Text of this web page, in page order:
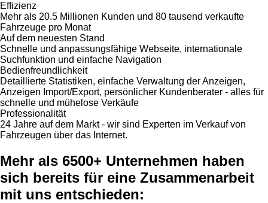
Effizienz
Mehr als 20.5 Millionen Kunden und 80 tausend verkaufte
Fahrzeuge pro Monat
Auf dem neuesten Stand
Schnelle und anpassungsfähige Webseite, internationale
Suchfunktion und einfache Navigation
Bedienfreundlichkeit
Detaillierte Statistiken, einfache Verwaltung der Anzeigen,
Anzeigen Import/Export, persönlicher Kundenberater - alles für
schnelle und mühelose Verkäufe
Professionalität
24 Jahre auf dem Markt - wir sind Experten im Verkauf von
Fahrzeugen über das Internet.
Mehr als 6500+ Unternehmen haben
sich bereits für eine Zusammenarbeit
mit uns entschieden: